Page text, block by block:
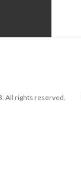
All rights reserved.